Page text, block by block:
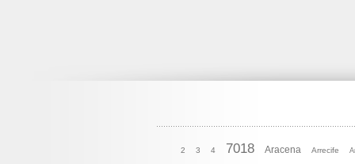
2 3 4 7018 Aracena Arrecife